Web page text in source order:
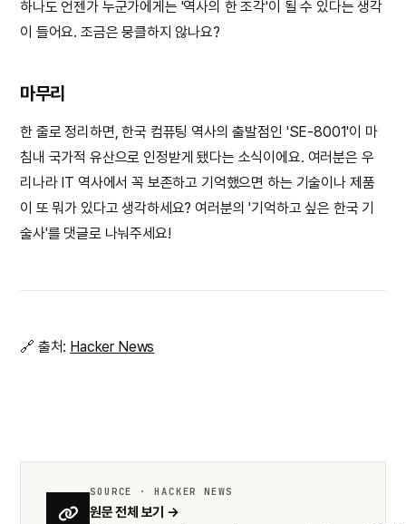
하나도 언젠가 누군가에게는 '역사의 한 조각'이 될 수 있다는 생각
이 들어요. 조금은 뭉클하지 않나요?
마무리
한 줄로 정리하면, 한국 컴퓨팅 역사의 출발점인 'SE-8001'이 마
침내 국가적 유산으로 인정받게 됐다는 소식이에요. 여러분은 우
리나라 IT 역사에서 꼭 보존하고 기억했으면 하는 기술이나 제품
이 또 뭐가 있다고 생각하세요? 여러분의 '기억하고 싶은 한국 기
술사'를 댓글로 나눠주세요!
🔗 출처: Hacker News
SOURCE · HACKER NEWS
원문 전체 보기 →